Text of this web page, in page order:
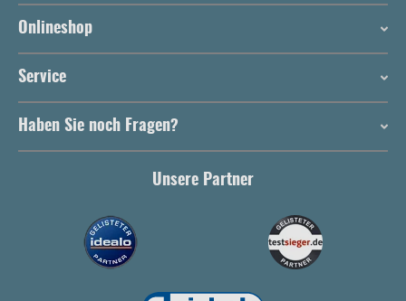
Onlineshop
Service
Haben Sie noch Fragen?
Unsere Partner